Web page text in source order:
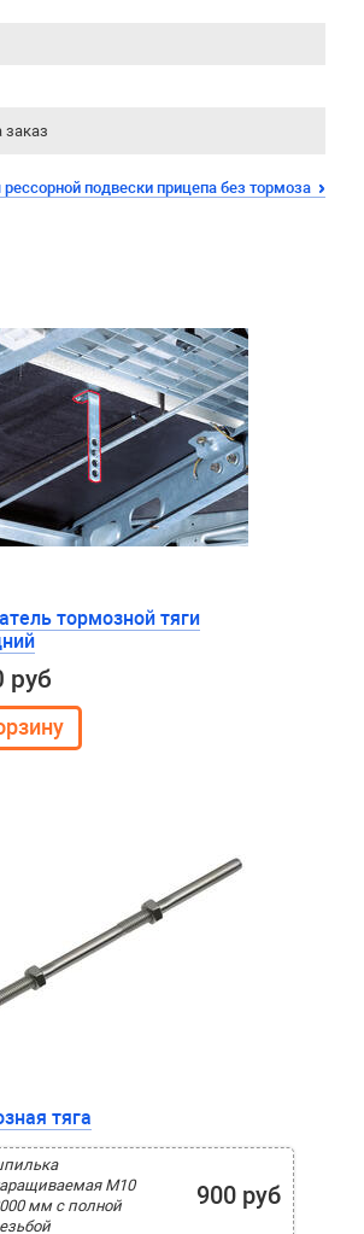
рессорной подвески прицепа без тормоза
тормозной тяги
руб
тяга
M10
мм с полной
900 руб